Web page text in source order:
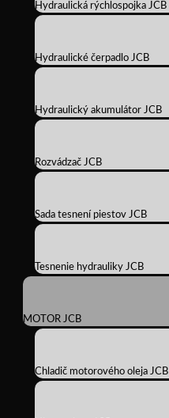
Hydraulická rýchlospojka JCB
Hydraulické čerpadlo JCB
Hydraulický akumulátor JCB
Rozvádzač JCB
Sada tesnení piestov JCB
Tesnenie hydrauliky JCB
MOTOR JCB
Chladič motorového oleja JCB